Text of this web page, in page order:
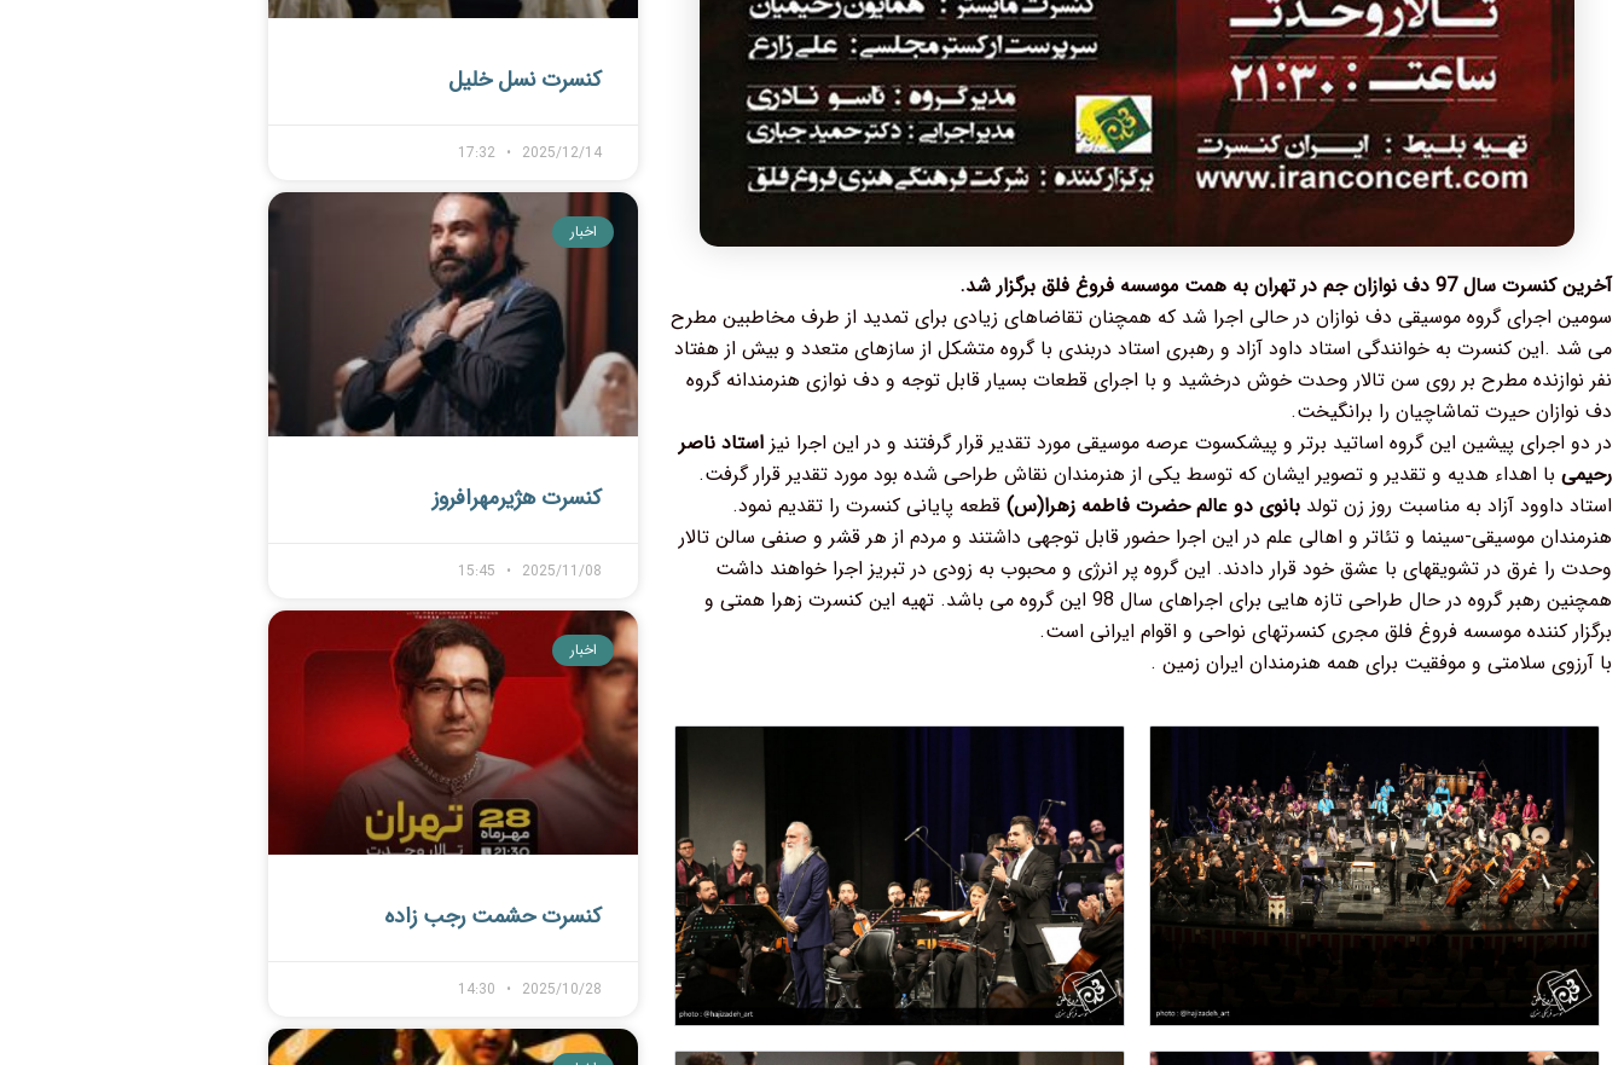
آخرین کنسرت سال 97 دف نوازان جم در تهران به همت موسسه فروغ فلق برگزار شد.
سومین اجرای گروه موسیقی دف نوازان در حالی اجرا شد که همچنان تقاضاهای زیادی برای تمدید از طرف مخاطبین مطرح
می شد .این کنسرت به خوانندگی استاد داود آزاد و رهبری استاد دربندی با گروه متشکل از سازهای متعدد و بیش از هفتاد
نفر نوازنده مطرح بر روی سن تالار وحدت خوش درخشید و با اجرای قطعات بسیار قابل توجه و دف نوازی هنرمندانه گروه
دف نوازان حیرت تماشاچیان را برانگیخت.
در دو اجرای پیشین این گروه اساتید برتر و پیشکسوت عرصه موسیقی مورد تقدیر قرار گرفتند و در این اجرا نیز استاد ناصر
رحیمی با اهداء هدیه و تقدیر و تصویر ایشان که توسط یکی از هنرمندان نقاش طراحی شده بود مورد تقدیر قرار گرفت.
استاد داوود آزاد به مناسبت روز زن تولد بانوی دو عالم حضرت فاطمه زهرا(س) قطعه پایانی کنسرت را تقدیم نمود.
هنرمندان موسیقی-سینما و تئاتر و اهالی علم در این اجرا حضور قابل توجهی داشتند و مردم از هر قشر و صنفی سالن تالار
وحدت را غرق در تشویقهای با عشق خود قرار دادند. این گروه پر انرژی و محبوب به زودی در تبریز اجرا خواهند داشت
همچنین رهبر گروه در حال طراحی تازه هایی برای اجراهای سال 98 این گروه می باشد. تهیه این کنسرت زهرا همتی و
برگزار کننده موسسه فروغ فلق مجری کنسرتهای نواحی و اقوام ایرانی است.
با آرزوی سلامتی و موفقیت برای همه هنرمندان ایران زمین .
کنسرت نسل خلیل
2025/12/14
اخبار
کنسرت هژیرمهرافروز
2025/11/08
اخبار
کنسرت حشمت رجب زاده
2025/10/28